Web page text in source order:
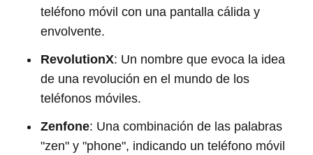
teléfono móvil con una pantalla cálida y
envolvente.
RevolutionX: Un nombre que evoca la idea
de una revolución en el mundo de los
teléfonos móviles.
Zenfone: Una combinación de las palabras
"zen" y "phone", indicando un teléfono móvil